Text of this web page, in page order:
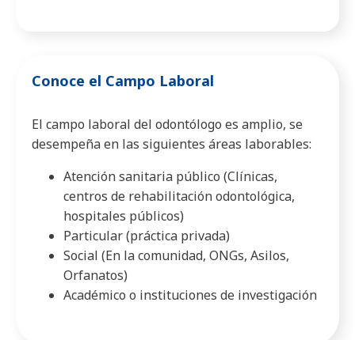
Conoce el Campo Laboral
El campo laboral del odontólogo es amplio, se
desempeña en las siguientes áreas laborables:
Atención sanitaria público (Clínicas,
centros de rehabilitación odontológica,
hospitales públicos)
Particular (práctica privada)
Social (En la comunidad, ONGs, Asilos,
Orfanatos)
Académico o instituciones de investigación